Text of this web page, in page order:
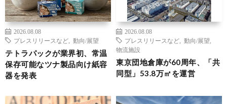
2026.08.08
プレスリリースなど
動向/展望
テトラパックが業界初、常温
保存可能なツナ製品向け紙容
器を発表
2026.08.08
プレスリリースなど
動向/展望
物流施設
東京団地倉庫が60周年、「共
同型」53.8万㎡を運営